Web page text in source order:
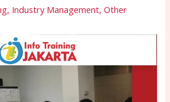
, Industry Management,Other